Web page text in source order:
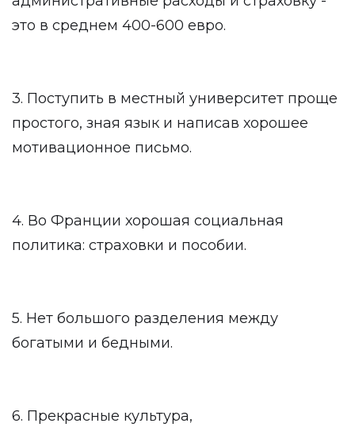
это в среднем 400-600 евро.
3. Поступить в местный университет проще
простого, зная язык и написав хорошее
мотивационное письмо.
4. Во Франции хорошая социальная
политика: страховки и пособии.
5. Нет большого разделения между
богатыми и бедными.
6. Прекрасные культура,